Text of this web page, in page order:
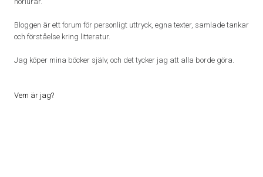
Bloggen är ett forum för personligt uttryck, egna texter, samlade tankar
och förståelse kring litteratur.
Jag köper mina böcker själv, och det tycker jag att alla borde göra.
Vem är jag?